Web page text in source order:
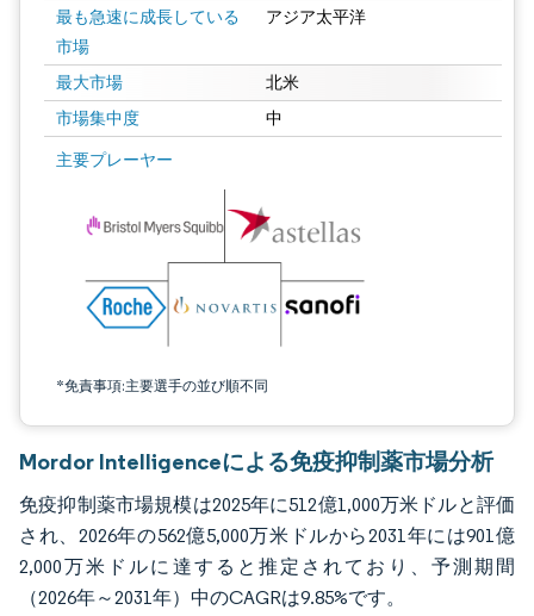
最も急速に成長している
市場
アジア太平洋
最大市場 北米
市場集中度 中
主要プレーヤー
*免責事項:主要選手の並び順不同
画像 © Mordor Intelligence。再利用にはCC BY 4.0の表示が必要です。
Mordor Intelligenceによる免疫抑制薬市場分析
免疫抑制薬市場規模は2025年に512億1,000万米ドルと評価
され、2026年の562億5,000万米ドルから2031年には901億
2,000万米ドルに達すると推定されており、予測期間
（2026年～2031年）中のCAGRは9.85%です。